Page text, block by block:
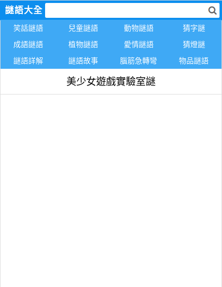
謎語大全
笑話謎語 兒童謎語 動物謎語
猜字謎
成語謎語
植物謎語 愛情謎語
猜燈謎
謎語詳解
謎語故事 腦筋急轉彎 物品謎語
美少女遊戲實驗室謎